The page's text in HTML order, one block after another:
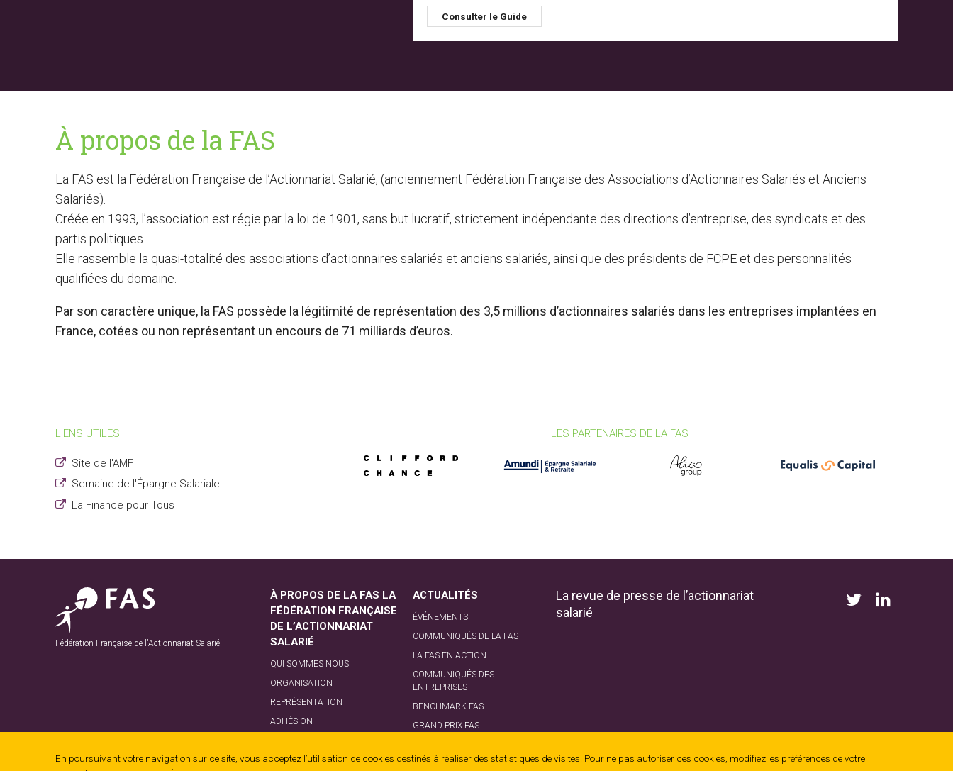
Consulter le Guide
À propos de la FAS
La FAS est la Fédération Française de l’Actionnariat Salarié, (anciennement Fédération Française des Associations d’Actionnaires Salariés et Anciens
Salariés).
Créée en 1993, l’association est régie par la loi de 1901, sans but lucratif, strictement indépendante des directions d’entreprise, des syndicats et des
partis politiques.
Elle rassemble la quasi-totalité des associations d’actionnaires salariés et anciens salariés, ainsi que des présidents de FCPE et des personnalités
qualifiées du domaine.
Par son caractère unique, la FAS possède la légitimité de représentation des 3,5 millions d’actionnaires salariés dans les entreprises implantées en
France, cotées ou non représentant un encours de 71 milliards d’euros.
LIENS UTILES
Site de l'AMF
Semaine de l'Épargne Salariale
La Finance pour Tous
LES PARTENAIRES DE LA FAS
Fédération Française de l'Actionnariat Salarié
À PROPOS DE LA FAS LA
FÉDÉRATION FRANÇAISE
DE L’ACTIONNARIAT
SALARIÉ
QUI SOMMES NOUS
ORGANISATION
REPRÉSENTATION
ADHÉSION
CONTACT
ACTUALITÉS
ÉVÉNEMENTS
COMMUNIQUÉS DE LA FAS
LA FAS EN ACTION
COMMUNIQUÉS DES
ENTREPRISES
BENCHMARK FAS
GRAND PRIX FAS
La revue de presse de l’actionnariat
salarié
En poursuivant votre navigation sur ce site, vous acceptez l’utilisation de cookies destinés à réaliser des statistiques de visites. Pour ne pas autoriser ces cookies, modifiez les préférences de votre